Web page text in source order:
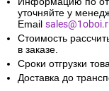
уточняйте у
Email
Стоимость
в заказе.
Сроки отгрузки
Доставка до